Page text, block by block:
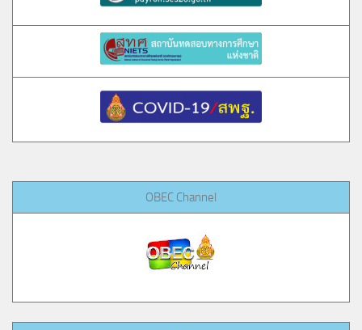
OBEC Channel